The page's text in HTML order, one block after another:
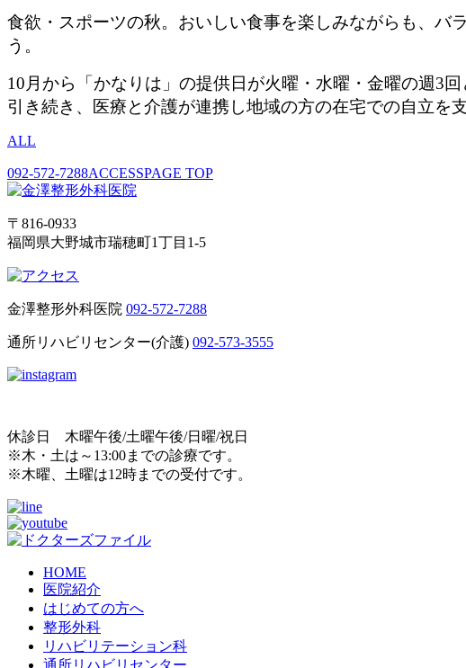
食欲・スポーツの秋。おいしい食事を楽しみながらも、バ
う。
10月から「かなりは」の提供日が火曜・水曜・金曜の週3回
引き続き、医療と介護が連携し地域の方の在宅での自立を支
ALL
092-572-7288ACCESSPAGE TOP
〒816-0933
福岡県大野城市瑞穂町1丁目1-5
金澤整形外科医院 092-572-7288
通所リハビリセンター(介護) 092-573-3555
休診日 木曜午後/土曜午後/日曜/祝日
※木・土は～13:00までの診療です。
※木曜、土曜は12時までの受付です。
HOME
医院紹介
はじめての方へ
整形外科
リハビリテーション科
通所リハビリセンター